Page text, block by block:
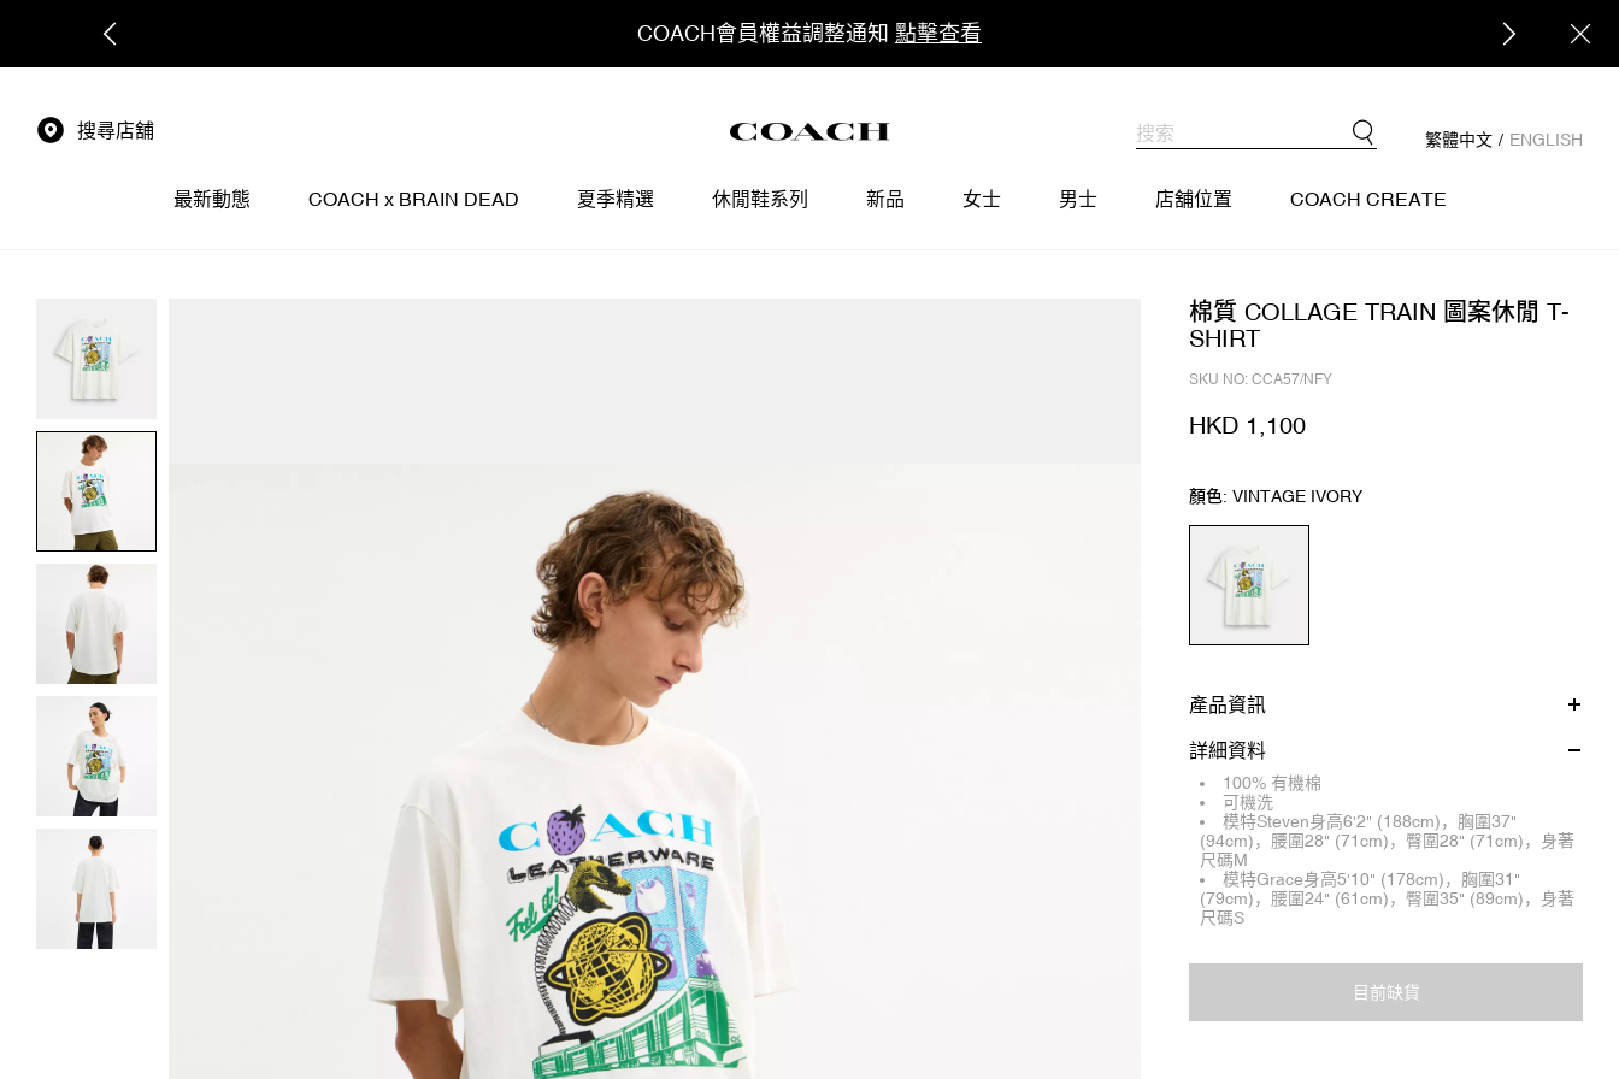
COACH會員權益調整通知 點擊查看
搜尋店舖 繁體中文 / ENGLISH
最新動態 COACH x BRAIN DEAD 夏季精選 休閒鞋系列 新品 女士 男士 店舖位置 COACH CREATE
棉質 COLLAGE TRAIN 圖案休閒 T-
SHIRT
SKU NO: CCA57/NFY
HKD 1,100
顏色: VINTAGE IVORY
產品資訊
詳細資料
100% 有機棉
可機洗
模特Steven身高6'2" (188cm)，胸圍37"
(94cm)，腰圍28" (71cm)，臀圍28" (71cm)，身著
尺碼M
模特Grace身高5'10" (178cm)，胸圍31"
(79cm)，腰圍24" (61cm)，臀圍35" (89cm)，身著
尺碼S
目前缺貨